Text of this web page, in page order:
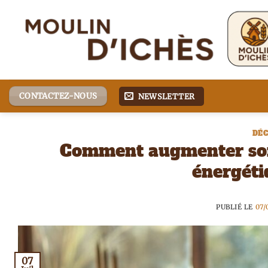
contenu
CONTACTEZ-NOUS NEWSLETTER
Comment augmenter
PUBLIÉ LE 07/
07